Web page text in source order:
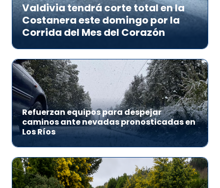
Valdivia tendrá corte total en la
Costanera este domingo por la
Corrida del Mes del Corazón
Refuerzan equipos para despejar
caminos ante nevadas pronosticadas en
Los Ríos